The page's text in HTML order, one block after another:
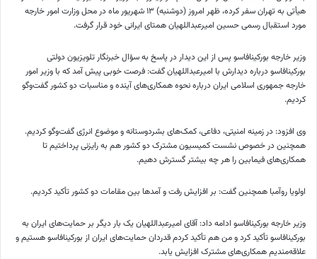
هیأتی به تهران سفر کرده، ظهر امروز (دوشنبه) ۱۳ شهریور ماه در محل وزارت امور خارجه
مورد استقبال رسمی حسین امیرعبداللهیان همتای ایرانی خود قرار گرفت.
وزیر خارجه بورکینافاسو پس از این دیدار در پاسخ به سؤال خبرنگار تلویزیون دولتی
بورکینافاسو درباره دیدارش با امیرعبداللهیان گفت:‌ فرصت خوبی پیش آمد که با وزیر امور
خارجه جمهوری اسلامی ایران درباره نحوه همکاری‌های آینده و مناسبات دو کشور گفت‌وگو
کردیم.
وی افزود: در زمینه امنیتی، دفاعی، کمک‌های بشردوستانه و موضوع انرژی گفت‌وگو کردیم.
همچنین در خصوص نشست کمیسیون مشترک دو کشور هم به رایزنی پرداختیم تا
همکاری‌های فیمابین را هر چه بیشتر گسترش دهیم.
اولویا روآمبا همچنین گفت: بر افزایش رفت و آمدها بین مقامات دو کشور تأکید کردیم.
وزیر خارجه بورکینافاسو ادامه داد: آقای امیرعبداللهیان یک بار دیگر بر حمایت‌های ایران به
بورکینافاسو تأکید کرد و من هم تأکید کردم قدردان حمایت‌های ایران از بورکینافاسو هستیم و
علاقه‌مندیم همکاری‌های مشترک افزایش یابد.